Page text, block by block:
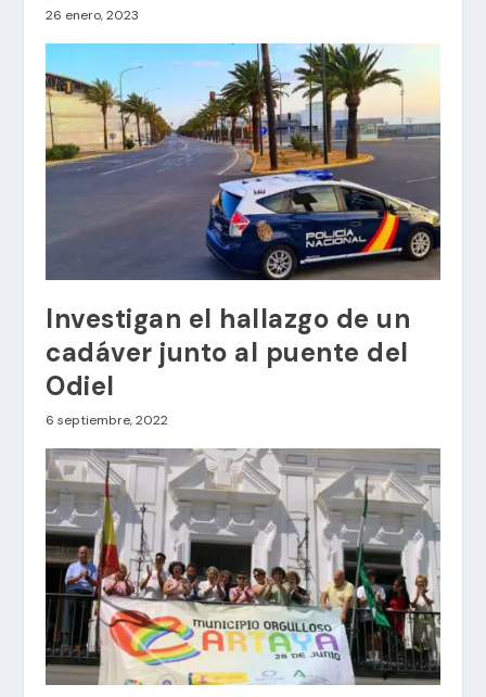
26 enero, 2023
Investigan el hallazgo de un
cadáver junto al puente del
Odiel
6 septiembre, 2022